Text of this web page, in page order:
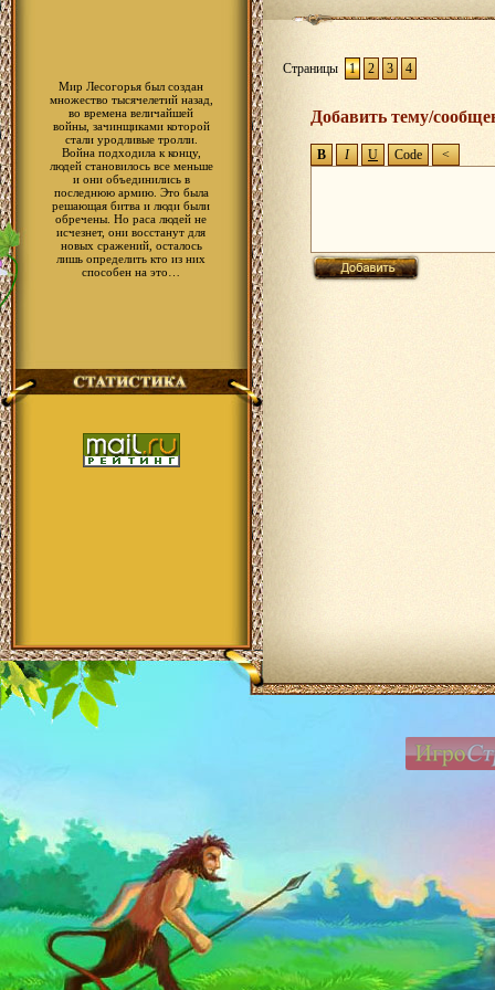
Мир Лесогорья был создан
множество тысячелетий назад,
во времена величайшей
войны, зачинщиками которой
стали уродливые тролли.
Война подходила к концу,
людей становилось все меньше
и они объединились в
последнюю армию. Это была
решающая битва и люди были
обречены. Но раса людей не
исчезнет, они восстанут для
новых сражений, осталось
лишь определить кто из них
способен на это…
Страницы 1 2 3 4
Добавить тему/